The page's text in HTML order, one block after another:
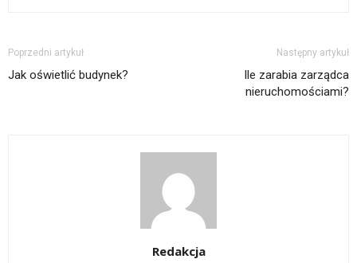
Poprzedni artykuł
Jak oświetlić budynek?
Następny artykuł
Ile zarabia zarządca
nieruchomościami?
Redakcja